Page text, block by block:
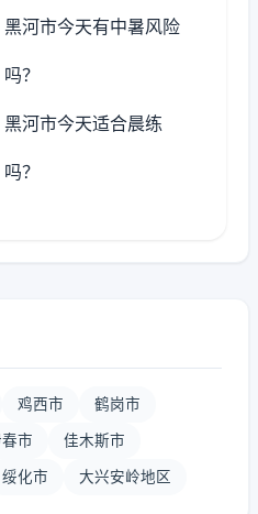
黑河市今天有中暑风险
吗？
黑河市今天适合晨练
吗？
鸡西市 鹤岗市
市 佳木斯市
绥化市 大兴安岭地区